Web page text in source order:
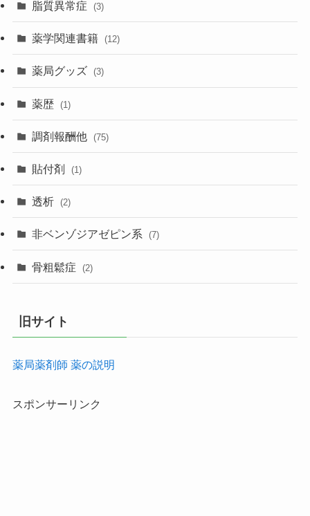
脂質異常症 (3)
薬学関連書籍 (12)
薬局グッズ (3)
薬歴 (1)
調剤報酬他 (75)
貼付剤 (1)
透析 (2)
非ベンゾジアゼピン系 (7)
骨粗鬆症 (2)
旧サイト
薬局薬剤師 薬の説明
スポンサーリンク